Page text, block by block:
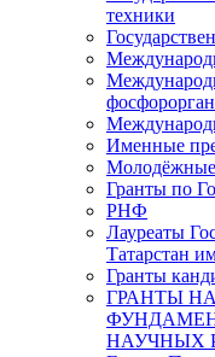
техники
Именные
Гранты по
РНФ
Лауреаты
Татарстан
Гранты
ГРАНТЫ
НАУЧНЫХ